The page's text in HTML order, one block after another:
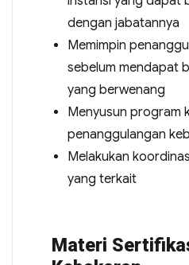
dengan jabatannya
Memimpin
sebelum mendapat
yang berwenang
Menyusun program
penanggulangan
Melakukan
yang terkait
Materi